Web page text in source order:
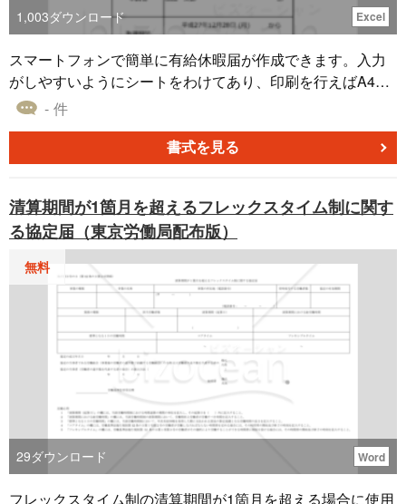
1,003ダウンロード Excel
スマートフォンで簡単に有給休暇届が作成できます。入力
がしやすいようにシートをわけてあり、印刷を行えばA4で
出力されるように調整してあります。スマホで入力から印
- 件
書式を見る
清算期間が1箇月を超えるフレックスタイム制に関す
る協定届（東京労働局配布版）
無料
29ダウンロード Word
フレックスタイム制の清算期間が1箇月を超える場合に使用